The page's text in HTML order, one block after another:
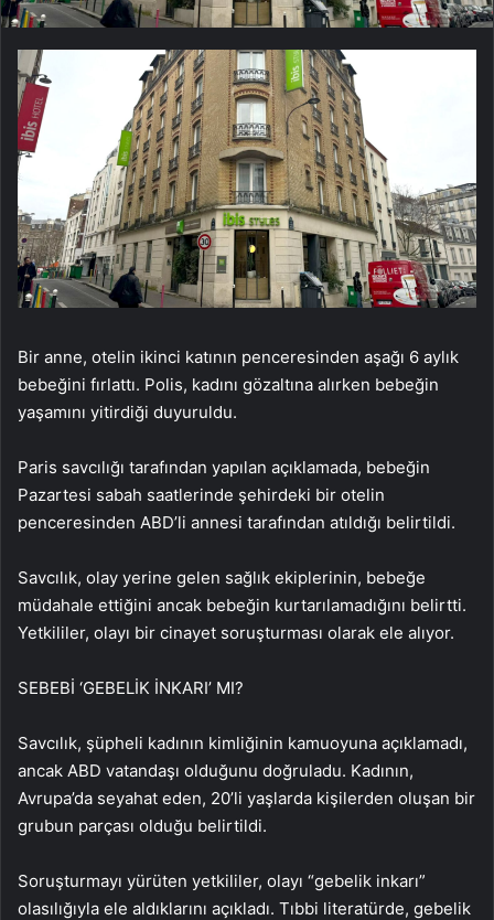
Bir anne, otelin ikinci katının penceresinden aşağı 6 aylık
bebeğini fırlattı. Polis, kadını gözaltına alırken bebeğin
yaşamını yitirdiği duyuruldu.
Paris savcılığı tarafından yapılan açıklamada, bebeğin
Pazartesi sabah saatlerinde şehirdeki bir otelin
penceresinden ABD’li annesi tarafından atıldığı belirtildi.
Savcılık, olay yerine gelen sağlık ekiplerinin, bebeğe
müdahale ettiğini ancak bebeğin kurtarılamadığını belirtti.
Yetkililer, olayı bir cinayet soruşturması olarak ele alıyor.
SEBEBİ ‘GEBELİK İNKARI’ MI?
Savcılık, şüpheli kadının kimliğinin kamuoyuna açıklamadı,
ancak ABD vatandaşı olduğunu doğruladu. Kadının,
Avrupa’da seyahat eden, 20’li yaşlarda kişilerden oluşan bir
grubun parçası olduğu belirtildi.
Soruşturmayı yürüten yetkililer, olayı “gebelik inkarı”
olasılığıyla ele aldıklarını açıkladı. Tıbbi literatürde, gebelik